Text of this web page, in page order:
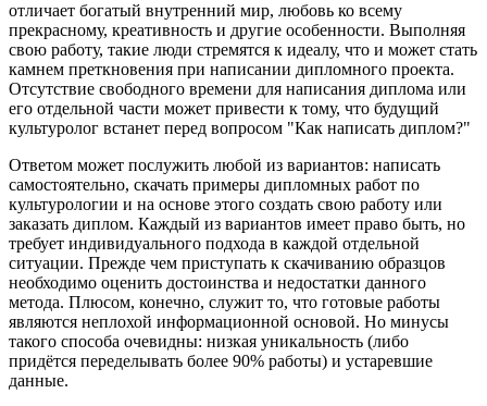
отличает богатый внутренний мир, любовь ко всему
прекрасному, креативность и другие особенности. Выполняя
свою работу, такие люди стремятся к идеалу, что и может стать
камнем преткновения при написании дипломного проекта.
Отсутствие свободного времени для написания диплома или
его отдельной части может привести к тому, что будущий
культуролог встанет перед вопросом "Как написать диплом?"
Ответом может послужить любой из вариантов: написать
самостоятельно, скачать примеры дипломных работ по
культурологии и на основе этого создать свою работу или
заказать диплом. Каждый из вариантов имеет право быть, но
требует индивидуального подхода в каждой отдельной
ситуации. Прежде чем приступать к скачиванию образцов
необходимо оценить достоинства и недостатки данного
метода. Плюсом, конечно, служит то, что готовые работы
являются неплохой информационной основой. Но минусы
такого способа очевидны: низкая уникальность (либо
придётся переделывать более 90% работы) и устаревшие
данные.